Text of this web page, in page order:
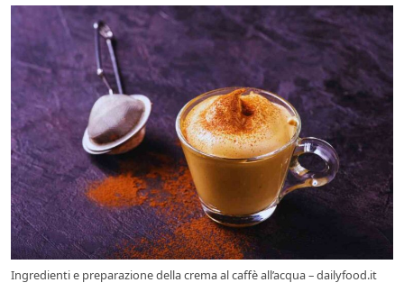
Ingredienti e preparazione della crema al caffè all’acqua – dailyfood.it